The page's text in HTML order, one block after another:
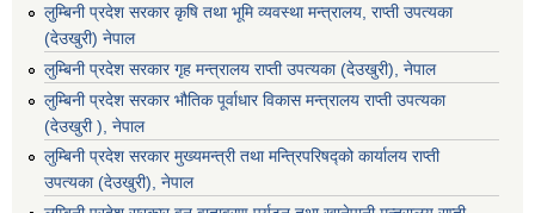
लुम्बिनी प्रदेश सरकार कृषि तथा भूमि व्यवस्था मन्त्रालय, राप्ती उपत्यका
(देउखुरी) नेपाल
लुम्बिनी प्रदेश सरकार गृह मन्त्रालय राप्ती उपत्यका (देउखुरी), नेपाल
लुम्बिनी प्रदेश सरकार भौतिक पूर्वाधार विकास मन्त्रालय राप्ती उपत्यका
(देउखुरी ), नेपाल
लुम्बिनी प्रदेश सरकार मुख्यमन्त्री तथा मन्त्रिपरिषद्को कार्यालय राप्ती
उपत्यका (देउखुरी), नेपाल